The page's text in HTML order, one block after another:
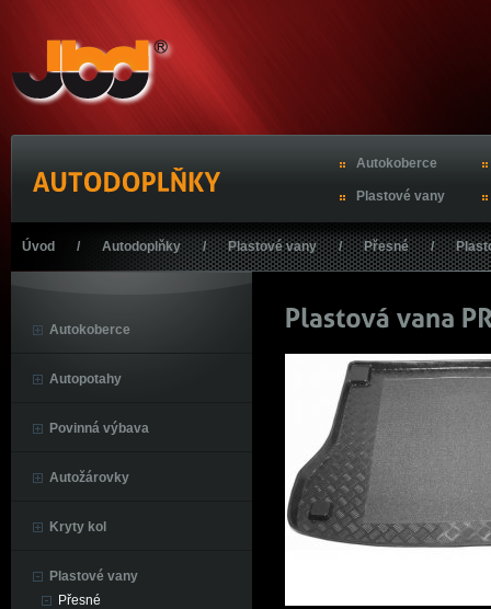
Autokoberce
Plastové vany
Úvod / Autodoplňky / Plastové vany / Přesné /
Autokoberce
Autopotahy
Povinná výbava
Autožárovky
Kryty kol
Plastové vany
Přesné